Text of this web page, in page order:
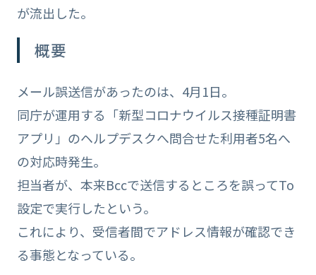
が流出した。
概要
メール誤送信があったのは、4月1日。
同庁が運用する「新型コロナウイルス接種証明書
アプリ」のヘルプデスクへ問合せた利用者5名へ
の対応時発生。
担当者が、本来Bccで送信するところを誤ってTo
設定で実行したという。
これにより、受信者間でアドレス情報が確認でき
る事態となっている。